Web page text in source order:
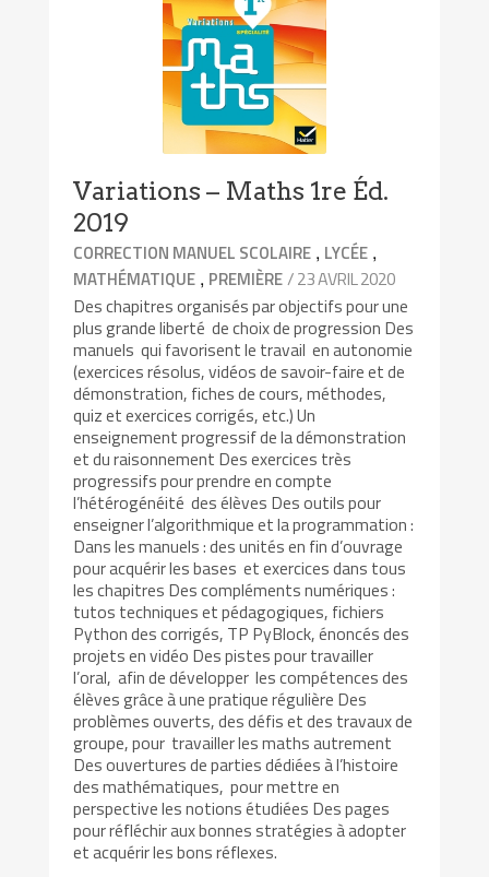
Variations – Maths 1re Éd.
2019
CORRECTION MANUEL SCOLAIRE , LYCÉE ,
MATHÉMATIQUE , PREMIÈRE/ 23 AVRIL 2020
Des chapitres organisés par objectifs pour une
plus grande liberté de choix de progression Des
manuels qui favorisent le travail en autonomie
(exercices résolus, vidéos de savoir-faire et de
démonstration, fiches de cours, méthodes,
quiz et exercices corrigés, etc.) Un
enseignement progressif de la démonstration
et du raisonnement Des exercices très
progressifs pour prendre en compte
l’hétérogénéité des élèves Des outils pour
enseigner l’algorithmique et la programmation :
Dans les manuels : des unités en fin d’ouvrage
pour acquérir les bases et exercices dans tous
les chapitres Des compléments numériques :
tutos techniques et pédagogiques, fichiers
Python des corrigés, TP PyBlock, énoncés des
projets en vidéo Des pistes pour travailler
l’oral, afin de développer les compétences des
élèves grâce à une pratique régulière Des
problèmes ouverts, des défis et des travaux de
groupe, pour travailler les maths autrement
Des ouvertures de parties dédiées à l’histoire
des mathématiques, pour mettre en
perspective les notions étudiées Des pages
pour réfléchir aux bonnes stratégies à adopter
et acquérir les bons réflexes.